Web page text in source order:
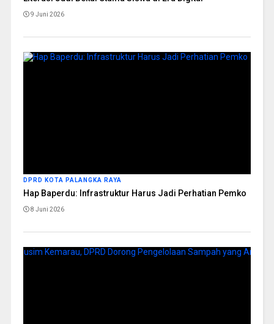
9 Juni 2026
DPRD KOTA PALANGKA RAYA
Hap Baperdu: Infrastruktur Harus Jadi Perhatian Pemko
8 Juni 2026